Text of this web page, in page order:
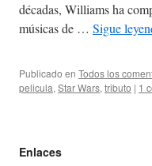
décadas, Williams ha
músicas de … Sigue
Publicado en Todos los
pelicula, Star Wars, tributo | 1
Enlaces